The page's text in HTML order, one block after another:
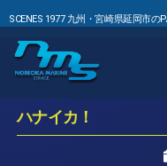
SCENES 1977 九州・宮崎県延岡市の
ハナイカ！